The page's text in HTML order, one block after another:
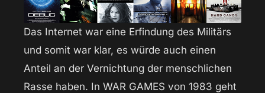
Das Internet war eine Erfindung des Militärs
und somit war klar, es würde auch einen
Anteil an der Vernichtung der menschlichen
Rasse haben. In WAR GAMES von 1983 geht